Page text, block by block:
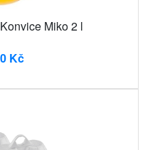
Miko 2 l
Kč